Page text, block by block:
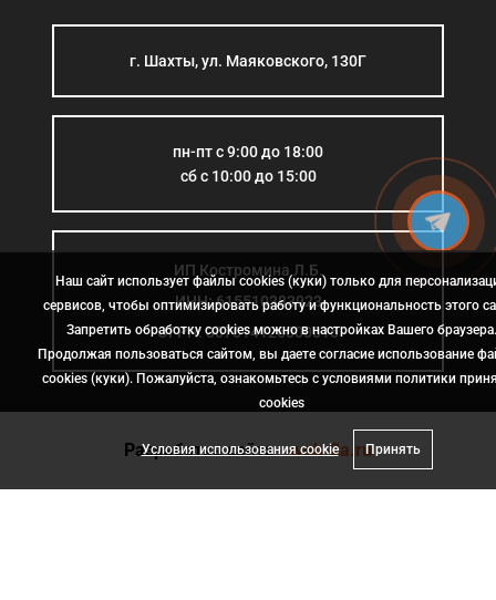
г. Шахты, ул. Маяковского, 130Г
пн-пт с 9:00 до 18:00
сб с 10:00 до 15:00
ИП Костромина Л.Б.
ИНН: 615510383923
ОГРН: 307614126000015
Разработка сайта- web-2a.ru
Наш сайт использует файлы cookies (куки) только для
сервисов, чтобы оптимизировать работу и функциональность этого
Запретить обработку cookies можно в настройках Вашего браузера.
Продолжая пользоваться сайтом, вы даете согласие использование
cookies (куки). Пожалуйста, ознакомьтесь с условиями политики
сookies
Условия использования cookie Принять